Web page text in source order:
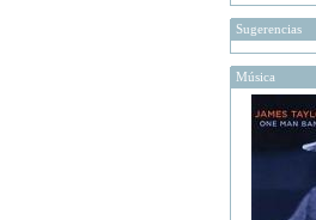
Sugerencias
Música